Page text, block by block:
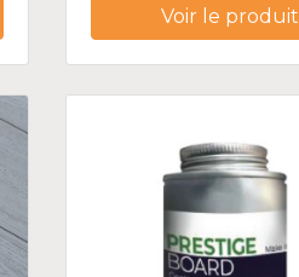
Voir le produit